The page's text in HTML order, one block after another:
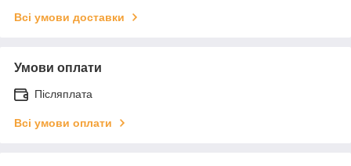
Всі умови доставки
Умови оплати
Післяплата
Всі умови оплати